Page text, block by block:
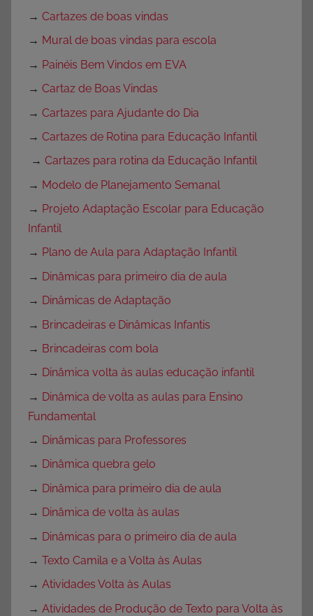
→ Cartazes de boas vindas
→ Mural de boas vindas para escola
→ Painéis Bem Vindos em EVA
→ Cartaz de Boas Vindas
→ Cartazes para Ajudante do Dia
→ Cartazes de Rotina para Educação Infantil
→ Cartazes para rotina da Educação Infantil
→ Modelo de Planejamento Semanal
→ Projeto Adaptação Escolar para Educação
Infantil
→ Plano de Aula para Adaptação Infantil
→ Dinâmicas para primeiro dia de aula
→ Dinâmicas de Adaptação
→ Brincadeiras e Dinâmicas Infantis
→ Brincadeiras com bola
→ Dinâmica volta às aulas educação infantil
→ Dinâmica de volta as aulas para Ensino
Fundamental
→ Dinâmicas para Professores
→ Dinâmica quebra gelo
→ Dinâmica para primeiro dia de aula
→ Dinâmica de volta às aulas
→ Dinâmicas para o primeiro dia de aula
→ Texto Camila e a Volta às Aulas
→ Atividades Volta às Aulas
→ Atividades de Produção de Texto para Volta às